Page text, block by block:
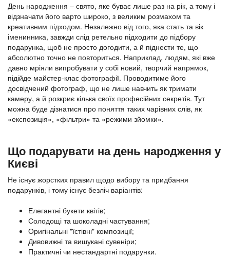
День народження – свято, яке буває лише раз на рік, а тому і
відзначати його варто широко, з великим розмахом та
креативним підходом. Незалежно від того, яка стать та вік
іменинника, завжди слід ретельно підходити до підбору
подарунка, щоб не просто догодити, а й піднести те, що
абсолютно точно не повториться. Наприклад, людям, які вже
давно мріяли випробувати у собі новий, творчий напрямок,
підійде майстер-клас фотографії. Проводитиме його
досвідчений фотограф, що не лише навчить як тримати
камеру, а й розкриє кілька своїх професійних секретів. Тут
можна буде дізнатися про поняття таких чарівних слів, як
«експозиція», «фільтри» та «режими зйомки».
Що подарувати на день народження у
Києві
Не існує жорстких правил щодо вибору та придбання
подарунків, і тому існує безліч варіантів:
Елегантні букети квітів;
Солодощі та шоколадні частування;
Оригінальні "їстівні" композиції;
Дивовижні та вишукані сувеніри;
Практичні чи нестандартні подарунки.